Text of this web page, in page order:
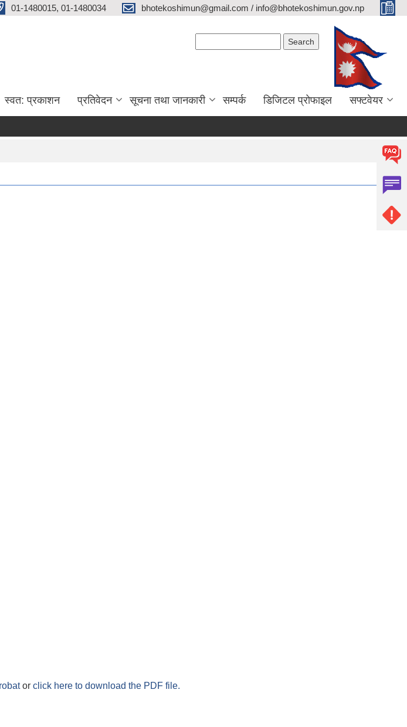
01-1480015, 01-1480034 bhotekoshimun@gmail.com / info@bhotekoshimun.gov.np
स्वत: प्रकाशन प्रतिवेदन सूचना तथा जानकारी सम्पर्क डिजिटल प्रोफाइल सफ्टवेयर
संग सम्बन्धित छ ।
or click here to download the PDF file.